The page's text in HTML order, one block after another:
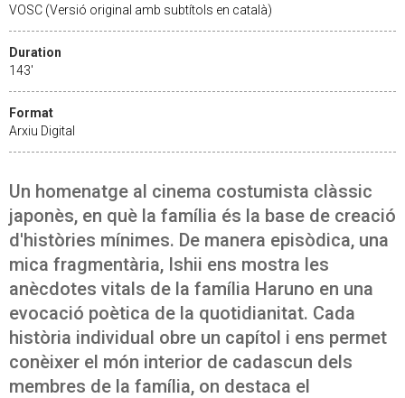
VOSC (Versió original amb subtítols en català)
Duration
143'
Format
Arxiu Digital
Un homenatge al cinema costumista clàssic
japonès, en què la família és la base de creació
d'històries mínimes. De manera episòdica, una
mica fragmentària, Ishii ens mostra les
anècdotes vitals de la família Haruno en una
evocació poètica de la quotidianitat. Cada
història individual obre un capítol i ens permet
conèixer el món interior de cadascun dels
membres de la família, on destaca el